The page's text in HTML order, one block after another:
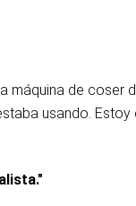
de coser
usando.